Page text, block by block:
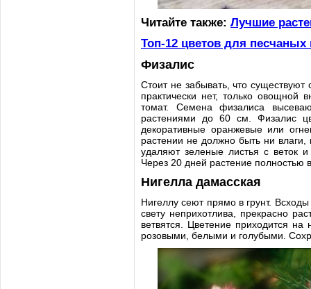
Читайте также: Лучшие
Топ-12 цветов для песчаных
Физалис
Стоит не забывать, что
практически нет, только овощной
томат. Семена физалиса
растениями до 60 см. Физалис
декоративные оранжевые или
растении не должно быть ни
удаляют зеленые листья с веток
Через 20 дней растение полностью
Нигелла дамасская
Нигеллу сеют прямо в грунт.
свету неприхотлива, прекрасно
ветвятся. Цветение приходится
розовыми, белыми и голубыми.